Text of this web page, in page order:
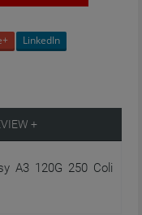
LinkedIn
+
A3 120G 250 Coli